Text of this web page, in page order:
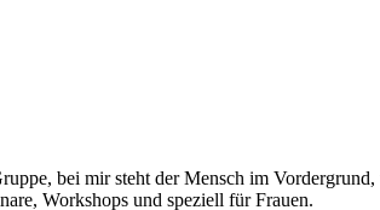
bei mir steht der Mensch im
Workshops und speziell für Frauen.